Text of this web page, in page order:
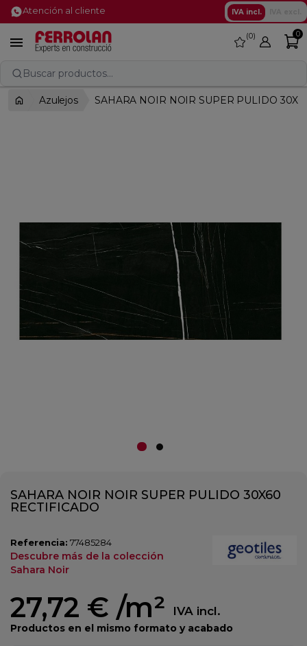
Atención al cliente IVA incl.
 favorite
0 0
Buscar productos...
Azulejos SAHARA NOIR NOIR SUPER PULIDO
SAHARA NOIR NOIR SUPER PULIDO 30X60
RECTIFICADO
Referencia: 77485284
Descubre más de la colección
Sahara Noir
27,72 € /m² IVA incl.
Productos en el mismo formato y acabado